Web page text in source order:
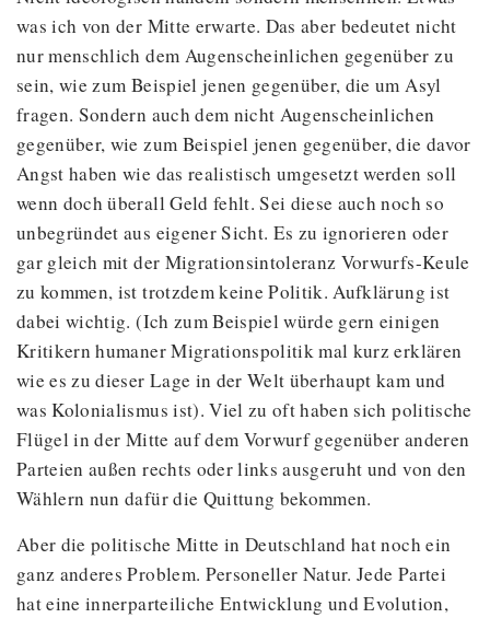
was ich von der Mitte erwarte. Das aber bedeutet nicht
nur menschlich dem Augenscheinlichen gegenüber zu
sein, wie zum Beispiel jenen gegenüber, die um Asyl
fragen. Sondern auch dem nicht Augenscheinlichen
gegenüber, wie zum Beispiel jenen gegenüber, die davor
Angst haben wie das realistisch umgesetzt werden soll
wenn doch überall Geld fehlt. Sei diese auch noch so
unbegründet aus eigener Sicht. Es zu ignorieren oder
gar gleich mit der Migrationsintoleranz Vorwurfs-Keule
zu kommen, ist trotzdem keine Politik. Aufklärung ist
dabei wichtig. (Ich zum Beispiel würde gern einigen
Kritikern humaner Migrationspolitik mal kurz erklären
wie es zu dieser Lage in der Welt überhaupt kam und
was Kolonialismus ist). Viel zu oft haben sich politische
Flügel in der Mitte auf dem Vorwurf gegenüber anderen
Parteien außen rechts oder links ausgeruht und von den
Wählern nun dafür die Quittung bekommen.
Aber die politische Mitte in Deutschland hat noch ein
ganz anderes Problem. Personeller Natur. Jede Partei
hat eine innerparteiliche Entwicklung und Evolution,